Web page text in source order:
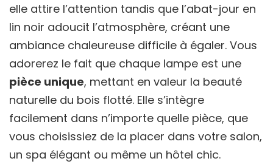
elle attire l’attention tandis que l’abat-jour en
lin noir adoucit l’atmosphère, créant une
ambiance chaleureuse difficile à égaler. Vous
adorerez le fait que chaque lampe est une
pièce unique, mettant en valeur la beauté
naturelle du bois flotté. Elle s’intègre
facilement dans n’importe quelle pièce, que
vous choisissiez de la placer dans votre salon,
un spa élégant ou même un hôtel chic.